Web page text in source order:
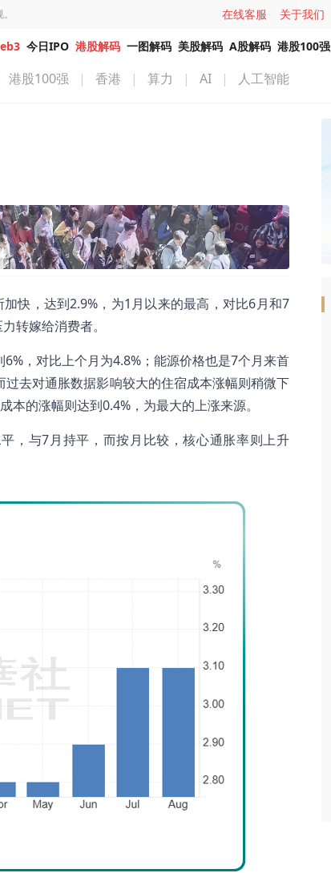
在线客服 关于我们
今日IPO 港股解码 一图解码 美股解码 A股解码 港股100强
港股100强 | 香港 | 算力 | AI | 人工智能
快，达到2.9%，为1月以来的最高，对比6月和7
转嫁给消费者。
，对比上个月为4.8%；能源价格也是7个月来首
去对通胀数据影响较大的住宿成本涨幅则稍微下
的涨幅则达到0.4%，为最大的上涨来源。
，与7月持平，而按月比较，核心通胀率则上升